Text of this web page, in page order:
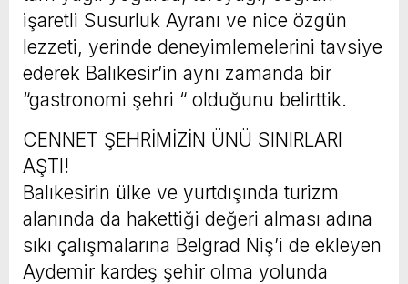
işaretli Susurluk Ayranı ve nice özgün
lezzeti, yerinde deneyimlemelerini tavsiye
ederek Balıkesir’in aynı zamanda bir
“gastronomi şehri “ olduğunu belirttik.
CENNET ŞEHRİMİZİN ÜNÜ SINIRLARI
AŞTI!
Balıkesirin ülke ve yurtdışında turizm
alanında da hakettiği değeri alması adına
sıkı çalışmalarına Belgrad Niş’i de ekleyen
Aydemir kardeş şehir olma yolunda